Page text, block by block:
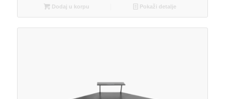
Dodaj u korpu Pokaži detalje